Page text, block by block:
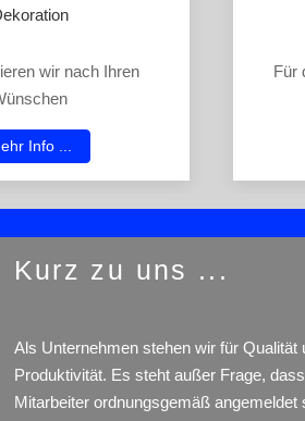
wir nach Ihren
Info ...
Für
Kurz zu uns ...
Als Unternehmen stehen wir für Qualität
Produktivität. Es steht außer Frage,
Mitarbeiter ordnungsgemäß angemeldet